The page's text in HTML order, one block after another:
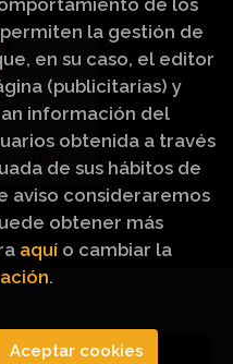
Peinado
de los
la gestión de
en su caso, el editor
(publicitarias) y
información del
obtenida a través
de sus hábitos de
aviso consideraremos
obtener más
aquí o cambiar la
.
Aceptar cookies